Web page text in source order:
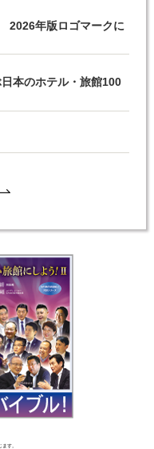
2026年版ロゴマークに
本のホテル・旅館100
す。